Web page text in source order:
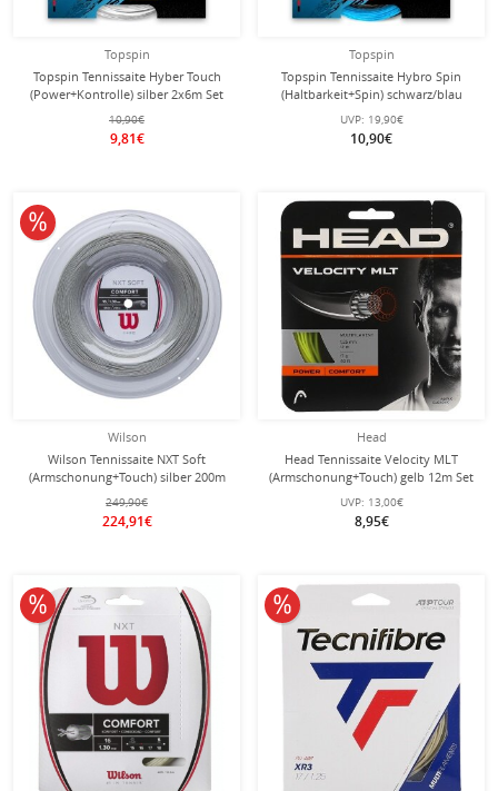
Topspin
Topspin Tennissaite Hyber Touch
(Power+Kontrolle) silber 2x6m Set
10,90€
9,81€
Topspin
Topspin Tennissaite Hybro Spin
(Haltbarkeit+Spin) schwarz/blau
2x6m Set
UVP: 19,90€
10,90€
Wilson
Wilson Tennissaite NXT Soft
(Armschonung+Touch) silber 200m
Rolle
249,90€
224,91€
10% reduziert
Head
Head Tennissaite Velocity MLT
(Armschonung+Touch) gelb 12m Set
UVP: 13,00€
8,95€
10% reduziert 10% reduziert